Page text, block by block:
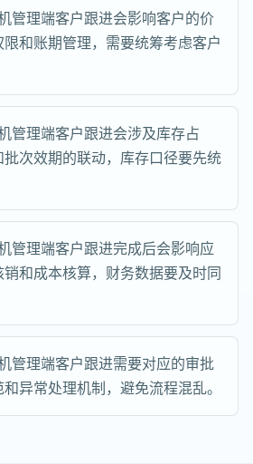
管理端客户跟进会影响客户的价
和账期管理，需要统筹考虑客户
管理端客户跟进会涉及库存占
次效期的联动，库存口径要先统
管理端客户跟进完成后会影响应
和成本核算，财务数据要及时同
管理端客户跟进需要对应的审批
异常处理机制，避免流程混乱。